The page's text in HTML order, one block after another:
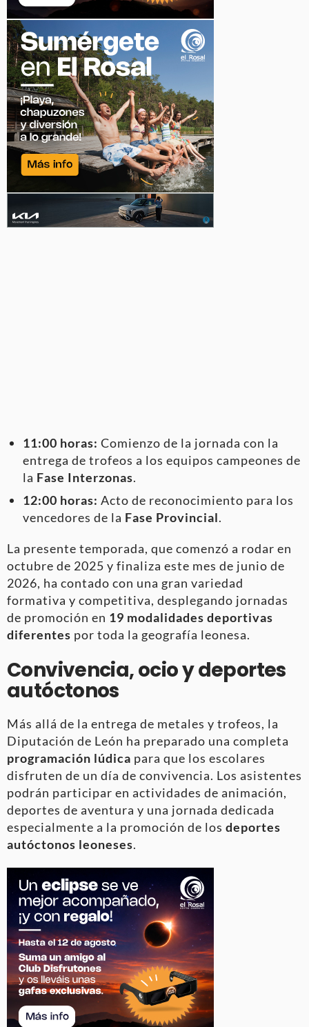
11:00 horas: Comienzo de la jornada con la
entrega de trofeos a los equipos campeones de
la Fase Interzonas.
12:00 horas: Acto de reconocimiento para los
vencedores de la Fase Provincial.
La presente temporada, que comenzó a rodar en
octubre de 2025 y finaliza este mes de junio de
2026, ha contado con una gran variedad
formativa y competitiva, desplegando jornadas
de promoción en 19 modalidades deportivas
diferentes por toda la geografía leonesa.
Convivencia, ocio y deportes
autóctonos
Más allá de la entrega de metales y trofeos, la
Diputación de León ha preparado una completa
programación lúdica para que los escolares
disfruten de un día de convivencia. Los asistentes
podrán participar en actividades de animación,
deportes de aventura y una jornada dedicada
especialmente a la promoción de los deportes
autóctonos leoneses.